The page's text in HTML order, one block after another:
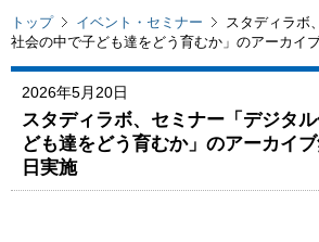
トップ イベント・セミナー
スタディラボ
社会の中で子ども達をどう育むか」のアーカイ
2026年5月20日
スタディラボ、セミナー「デジタ
ども達をどう育むか」のアーカイ
日実施